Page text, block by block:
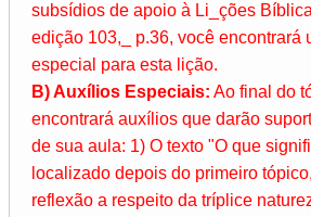
subsídios de apoio à Li_ções
edição 103,_ p.36, você encontrará
especial para esta lição.
B) Auxílios Especiais: Ao final do
encontrará auxílios que darão
de sua aula: 1) O texto "O que
localizado depois do primeiro
reflexão a respeito da tríplice